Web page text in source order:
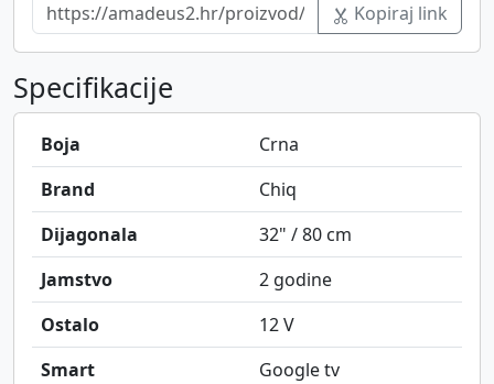
Kopiraj link
Specifikacije
Boja
Crna
Brand
Chiq
Dijagonala
32" / 80 cm
Jamstvo
2 godine
Ostalo
12 V
Smart
Google tv